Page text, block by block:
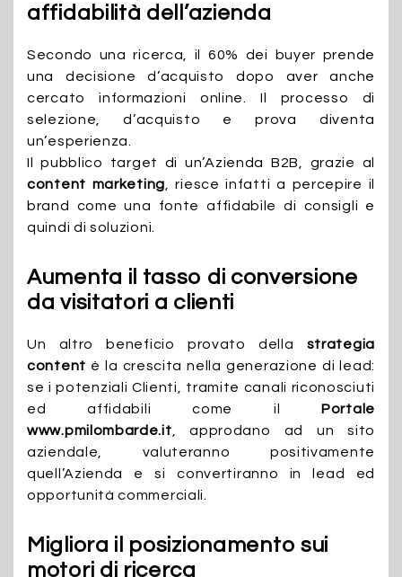
affidabilità dell’azienda
Secondo una ricerca, il 60% dei buyer prende
una decisione d’acquisto dopo aver anche
cercato informazioni online. Il processo di
selezione, d’acquisto e prova diventa
un’esperienza.
Il pubblico target di un’Azienda B2B, grazie al
content marketing , riesce infatti a percepire il
brand come una fonte affidabile di consigli e
quindi di soluzioni.
Aumenta il tasso di conversione
da visitatori a clienti
Un altro beneficio provato della strategia
content è la crescita nella generazione di lead:
se i potenziali Clienti, tramite canali riconosciuti
ed affidabili come il Portale
www.pmilombarde.it , approdano ad un sito
aziendale, valuteranno positivamente
quell’Azienda e si convertiranno in lead ed
opportunità commerciali.
Migliora il posizionamento sui
motori di ricerca